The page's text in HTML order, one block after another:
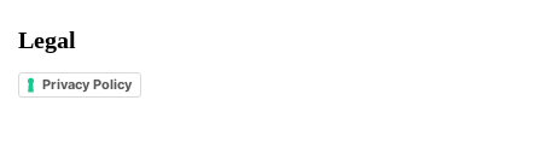
Legal
Privacy Policy